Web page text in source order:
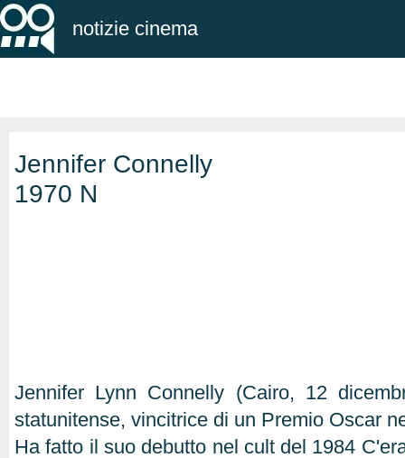
notizie cinema
Jennifer Connelly
1970 N
Jennifer Lynn Connelly (Cairo, 12
statunitense, vincitrice di un Premio Oscar
Ha fatto il suo debutto nel cult del 1984